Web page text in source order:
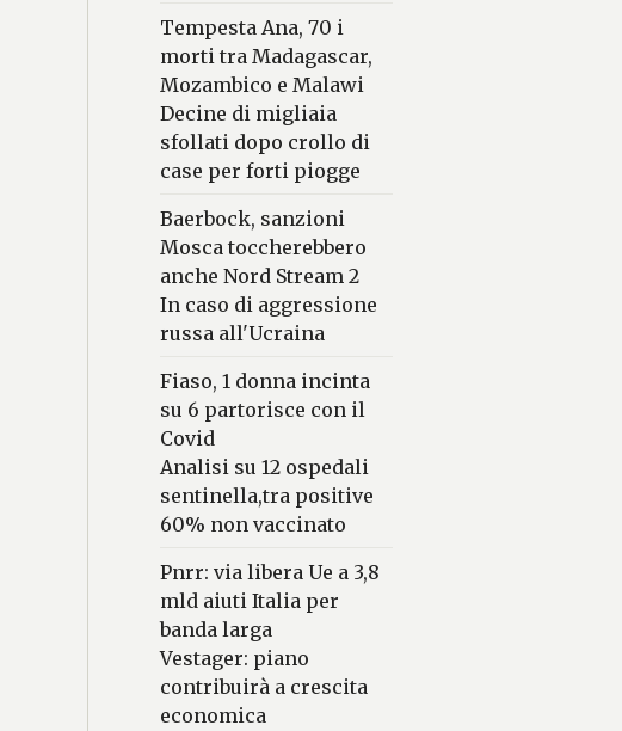
Tempesta Ana, 70 i
morti tra Madagascar,
Mozambico e Malawi
Decine di migliaia
sfollati dopo crollo di
case per forti piogge
Baerbock, sanzioni
Mosca toccherebbero
anche Nord Stream 2
In caso di aggressione
russa all'Ucraina
Fiaso, 1 donna incinta
su 6 partorisce con il
Covid
Analisi su 12 ospedali
sentinella,tra positive
60% non vaccinato
Pnrr: via libera Ue a 3,8
mld aiuti Italia per
banda larga
Vestager: piano
contribuirà a crescita
economica